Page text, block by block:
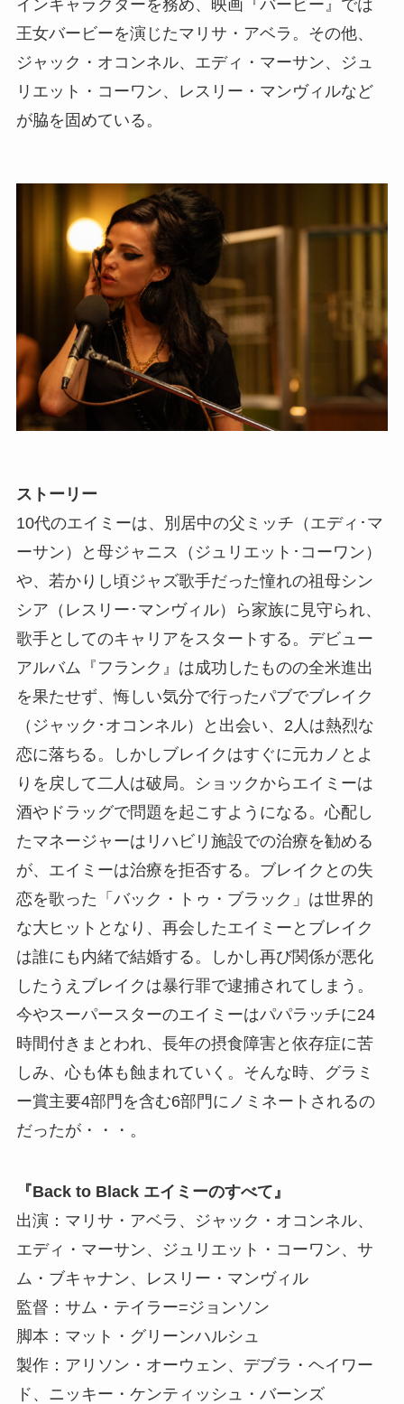
インキャラクターを務め、映画『バービー』では
王女バービーを演じたマリサ・アベラ。その他、
ジャック・オコンネル、エディ・マーサン、ジュ
リエット・コーワン、レスリー・マンヴィルなど
が脇を固めている。
ストーリー
10代のエイミーは、別居中の父ミッチ（エディ･マ
ーサン）と母ジャニス（ジュリエット･コーワン）
や、若かりし頃ジャズ歌手だった憧れの祖母シン
シア（レスリー･マンヴィル）ら家族に見守られ、
歌手としてのキャリアをスタートする。デビュー
アルバム『フランク』は成功したものの全米進出
を果たせず、悔しい気分で行ったパブでブレイク
（ジャック･オコンネル）と出会い、2人は熱烈な
恋に落ちる。しかしブレイクはすぐに元カノとよ
りを戻して二人は破局。ショックからエイミーは
酒やドラッグで問題を起こすようになる。心配し
たマネージャーはリハビリ施設での治療を勧める
が、エイミーは治療を拒否する。ブレイクとの失
恋を歌った「バック・トゥ・ブラック」は世界的
な大ヒットとなり、再会したエイミーとブレイク
は誰にも内緒で結婚する。しかし再び関係が悪化
したうえブレイクは暴行罪で逮捕されてしまう。
今やスーパースターのエイミーはパパラッチに24
時間付きまとわれ、長年の摂食障害と依存症に苦
しみ、心も体も蝕まれていく。そんな時、グラミ
ー賞主要4部門を含む6部門にノミネートされるの
だったが・・・。
『Back to Black エイミーのすべて』
出演：マリサ・アベラ、ジャック・オコンネル、
エディ・マーサン、ジュリエット・コーワン、サ
ム・ブキャナン、レスリー・マンヴィル
監督：サム・テイラー=ジョンソン
脚本：マット・グリーンハルシュ
製作：アリソン・オーウェン、デブラ・ヘイワー
ド、ニッキー・ケンティッシュ・バーンズ